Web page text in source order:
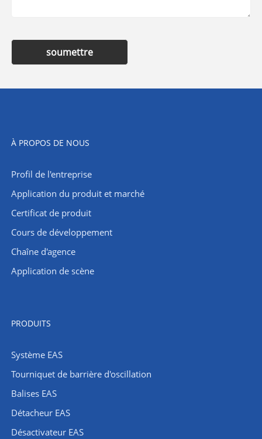
soumettre
À PROPOS DE NOUS
Profil de l'entreprise
Application du produit et marché
Certificat de produit
Cours de développement
Chaîne d'agence
Application de scène
PRODUITS
Système EAS
Tourniquet de barrière d'oscillation
Balises EAS
Détacheur EAS
Désactivateur EAS